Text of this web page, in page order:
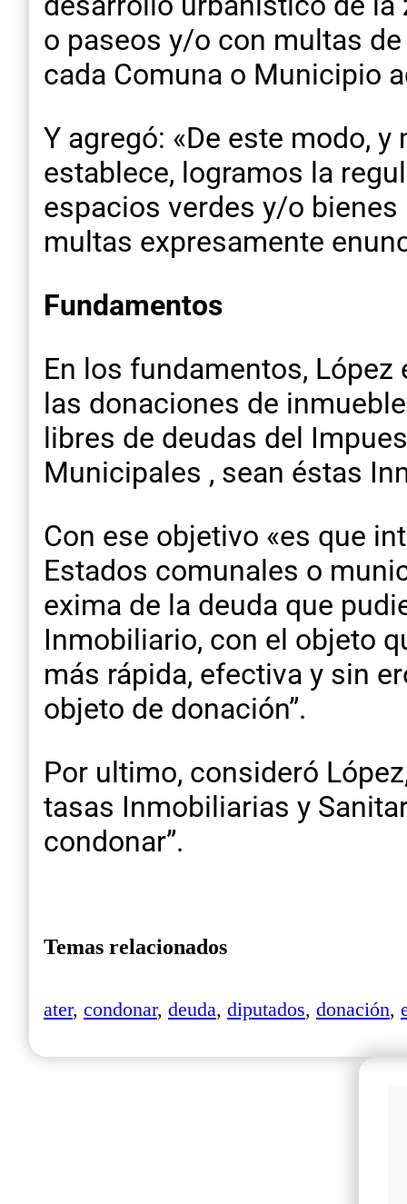
o paseos y/o con multas
cada Comuna o Municipio
Y agregó: «De este modo,
establece, logramos la
espacios verdes y/o
multas expresamente
Fundamentos
En los fundamentos,
las donaciones de
libres de deudas del
Municipales , sean éstas
Con ese objetivo «es que
Estados comunales o
exima de la deuda que
Inmobiliario, con el objeto
más rápida, efectiva y sin
objeto de donación”.
Por ultimo, consideró
tasas Inmobiliarias y
condonar”.
Temas relacionados
ater, condonar, deuda, diputados, donación,